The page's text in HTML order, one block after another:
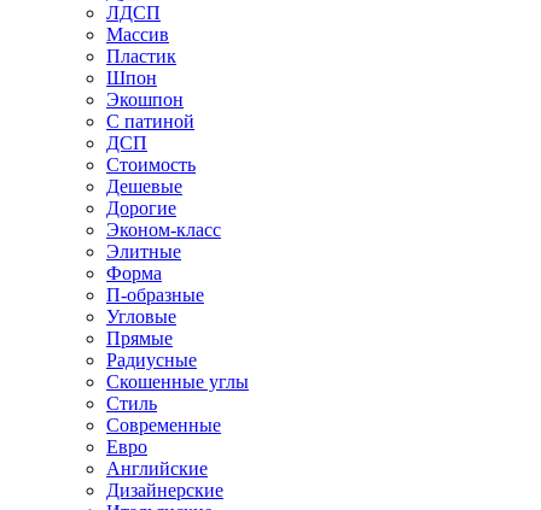
ЛДСП
Массив
Пластик
Шпон
Экошпон
С патиной
ДСП
Стоимость
Дешевые
Дорогие
Эконом-класс
Элитные
Форма
П-образные
Угловые
Прямые
Радиусные
Скошенные углы
Стиль
Современные
Евро
Английские
Дизайнерские